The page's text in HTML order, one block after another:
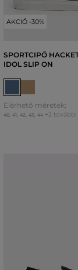
AKCIÓ -30%
SPORTCIPŐ
IDOL SLIP ON
Elérhető méretek:
40, 41 42 43 44 +2 további